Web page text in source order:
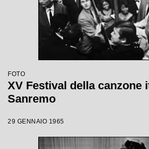
FOTO
XV Festival della canzone
Sanremo
29 GENNAIO 1965